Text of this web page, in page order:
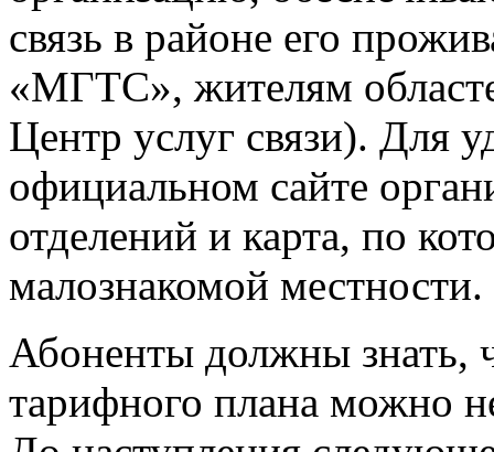
связь в районе его
«МГТС», жителям
Центр услуг связи). Для
официальном сайте
отделений и карта, по
малознакомой местности.
Абоненты должны знать,
тарифного плана можно